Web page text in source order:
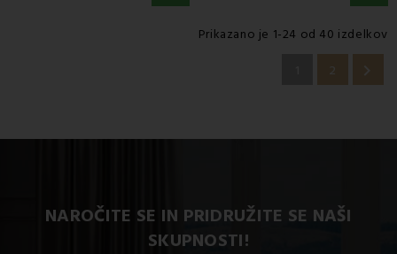
Prikazano je 1-24 od 40 izdelkov
2 
NAROČITE SE IN PRIDRUŽITE SE NAŠI
SKUPNOSTI!